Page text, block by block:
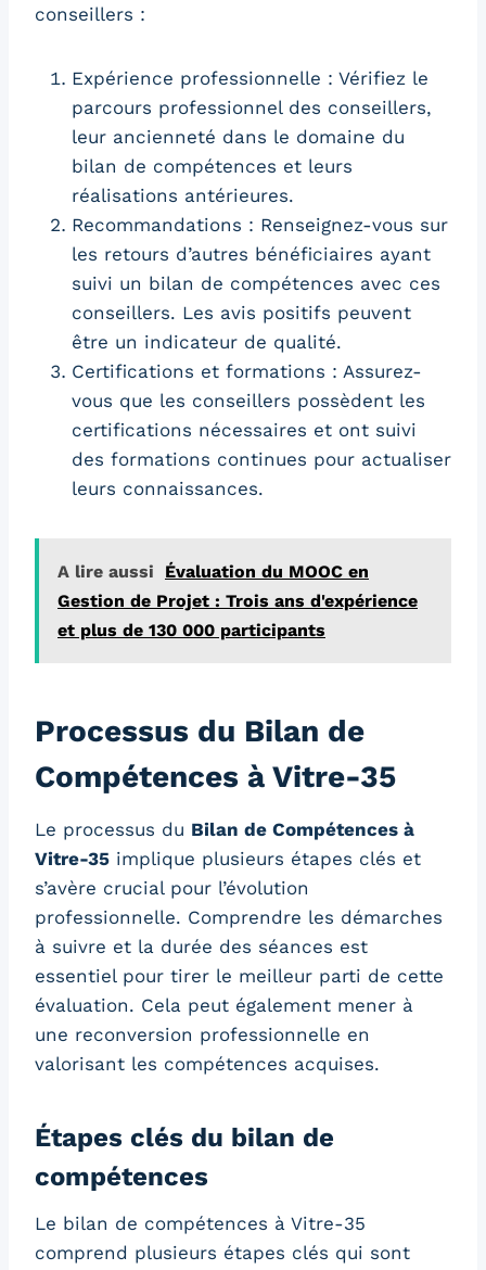
conseillers :
Expérience professionnelle : Vérifiez le
parcours professionnel des conseillers,
leur ancienneté dans le domaine du
bilan de compétences et leurs
réalisations antérieures.
Recommandations : Renseignez-vous sur
les retours d’autres bénéficiaires ayant
suivi un bilan de compétences avec ces
conseillers. Les avis positifs peuvent
être un indicateur de qualité.
Certifications et formations : Assurez-
vous que les conseillers possèdent les
certifications nécessaires et ont suivi
des formations continues pour actualiser
leurs connaissances.
A lire aussi
Évaluation du MOOC en
Gestion de Projet : Trois ans d'expérience
et plus de 130 000 participants
Processus du Bilan de
Compétences à Vitre-35
Le processus du Bilan de Compétences à
Vitre-35 implique plusieurs étapes clés et
s’avère crucial pour l’évolution
professionnelle. Comprendre les démarches
à suivre et la durée des séances est
essentiel pour tirer le meilleur parti de cette
évaluation. Cela peut également mener à
une reconversion professionnelle en
valorisant les compétences acquises.
Étapes clés du bilan de
compétences
Le bilan de compétences à Vitre-35
comprend plusieurs étapes clés qui sont